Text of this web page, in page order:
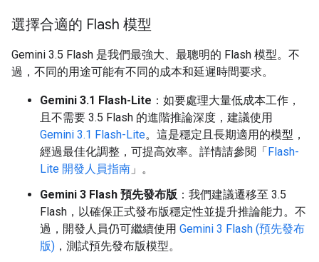
選擇合適的 Flash 模型
Gemini 3.5 Flash 是我們最強大、最聰明的 Flash 模型。不
過，不同的用途可能有不同的成本和延遲時間要求。
Gemini 3.1 Flash-Lite ：如要處理大量低成本工作，
且不需要 3.5 Flash 的進階推論深度，建議使用
Gemini 3.1 Flash-Lite。這是穩定且長期適用的模型，
經過最佳化調整，可提高效率。詳情請參閱「Flash-
Lite 開發人員指南 」。
Gemini 3 Flash 預先發布版 ：我們建議遷移至 3.5
Flash，以確保正式發布版穩定性並提升推論能力。不
過，開發人員仍可繼續使用 Gemini 3 Flash (預先發布
版) ，測試預先發布版模型。